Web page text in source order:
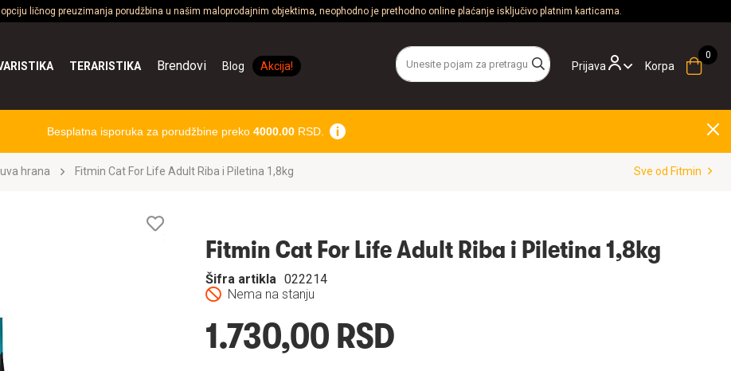
ličnog preuzimanja porudžbina u našim maloprodajnim objektima, neophodno je prethodno online plaćanje isključivo platnim karticama.
Prijava
TERARISTIKA Brendovi Blog Akcija! Korpa
Besplatna isporuka za porudžbine preko 4000.00RSD.
hrana Fitmin Cat For Life Adult Riba i Piletina 1,8kg Sve od Fitmin
želja
Fitmin Cat For Life Adult Riba i Piletina 1,8kg
Nema na stanju
Šifra artikla 022214
1.730,00 RSD